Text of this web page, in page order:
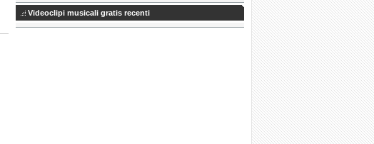
Videoclipi musicali gratis recenti